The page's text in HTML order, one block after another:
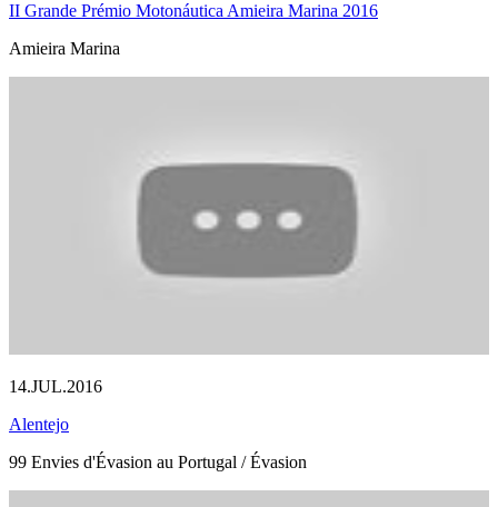
II Grande Prémio Motonáutica Amieira Marina 2016
Amieira Marina
14.JUL.2016
Alentejo
99 Envies d'Évasion au Portugal / Évasion